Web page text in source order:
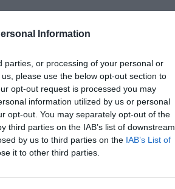
Information
parties, or processing of your personal or
please use the below opt-out section to
opt-out request is processed you may
information utilized by us or personal
opt-out. You may separately opt-out of the
third parties on the IAB’s list of downstream
by us to third parties on the IAB’s List of
it to other third parties.